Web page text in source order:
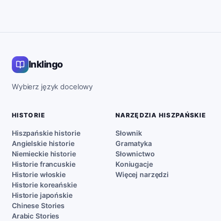
Inklingo
Wybierz język docelowy
HISTORIE
Hiszpańskie historie
Angielskie historie
Niemieckie historie
Historie francuskie
Historie włoskie
Historie koreańskie
Historie japońskie
Chinese Stories
Arabic Stories
NARZĘDZIA HISZPAŃSKIE
Słownik
Gramatyka
Słownictwo
Koniugacje
Więcej narzędzi